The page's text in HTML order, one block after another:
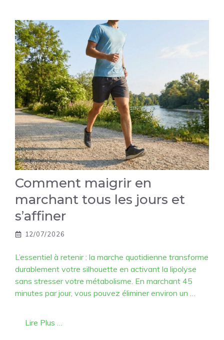
Comment maigrir en
marchant tous les jours et
s’affiner
12/07/2026
L’essentiel à retenir : la marche quotidienne transforme
durablement votre silhouette en activant la lipolyse
sans stresser votre métabolisme. En marchant 45
minutes par jour, vous pouvez éliminer environ un …
Lire Plus …